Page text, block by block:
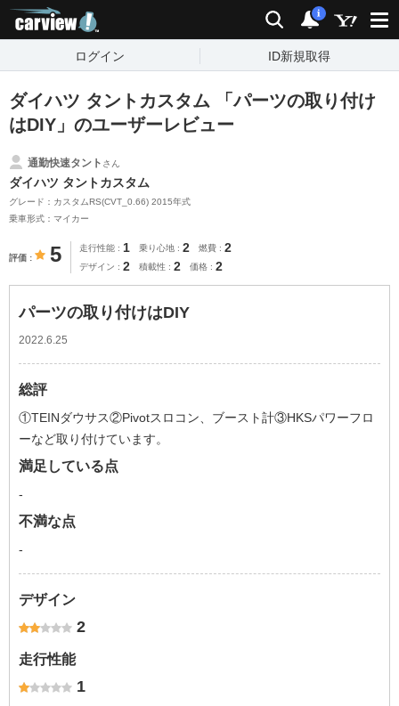
検索 通知
i
ログイン ID新規取得
ダイハツ タントカスタム 「パーツの取り付け
はDIY」のユーザーレビュー
通勤快速タント さん
ダイハツ タントカスタム
グレード：カスタムRS(CVT_0.66) 2015年式
乗車形式：マイカー
評価 5 走行性能 1 乗り心地 2 燃費 2
デザイン 2 積載性 2 価格 2
パーツの取り付けはDIY
2022.6.25
総評
①TEINダウサス②Pivotスロコン、ブースト計③HKSパワーフロ
ーなど取り付けています。
満足している点
-
不満な点
-
デザイン
2
走行性能
1